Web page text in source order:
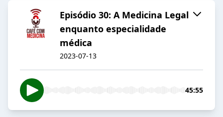
Episódio 30: A Medicina Legal
enquanto especialidade
médica
2023-07-13
45:55